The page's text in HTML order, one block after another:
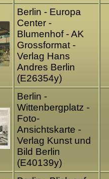
Berlin - Europa
Center -
Blumenhof - AK
Grossformat -
Verlag Hans
Andres Berlin
(E26354y)
Berlin -
Wittenbergplatz -
Foto-
Ansichtskarte -
Verlag Kunst und
Bild Berlin
(E40139y)